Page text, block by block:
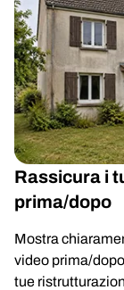
Rassicura i
prima/dopo
Mostra
video prima/
tue